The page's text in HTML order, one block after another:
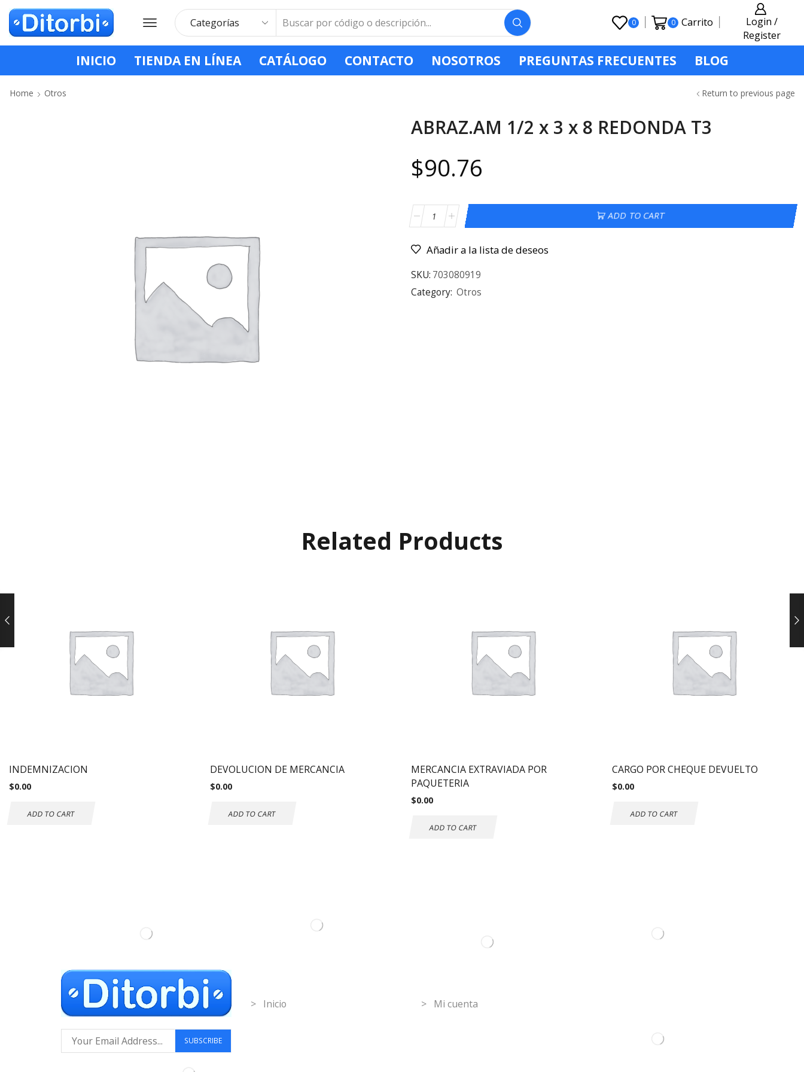
0 0 Carrito
Login /
Register
INICIO TIENDA EN LÍNEA CATÁLOGO CONTACTO NOSOTROS PREGUNTAS FRECUENTES BLOG
Home Otros Return to previous page
ABRAZ.AM 1/2 x 3 x 8 REDONDA T3
$90.76
ADD TO CART
Añadir a la lista de deseos
SKU: 703080919
Category: Otros
Related Products
INDEMNIZACION
$0.00
ADD TO CART
DEVOLUCION DE MERCANCIA
$0.00
ADD TO CART
MERCANCIA EXTRAVIADA POR
PAQUETERIA
$0.00
ADD TO CART
CARGO POR CHEQUE DEVUELTO
$0.00
ADD TO CART
> Inicio > Mi cuenta